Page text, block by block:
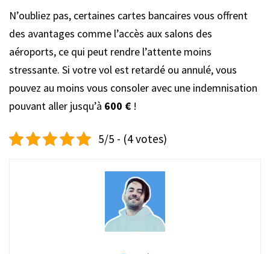
N’oubliez pas, certaines cartes bancaires vous offrent
des avantages comme l’accès aux salons des
aéroports, ce qui peut rendre l’attente moins
stressante. Si votre vol est retardé ou annulé, vous
pouvez au moins vous consoler avec une indemnisation
pouvant aller jusqu’à 600 €!
5/5 - (4 votes)